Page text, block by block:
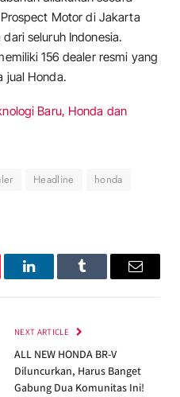
Motor di Jakarta
seluruh Indonesia.
156 dealer resmi yang
jual Honda.
Baru, Honda dan
Headline
honda
LinkedInTumblr Email
NEXT ARTICLE
ALL NEW HONDA BR-V
Diluncurkan, Harus Banget
Gabung Dua Komunitas Ini!